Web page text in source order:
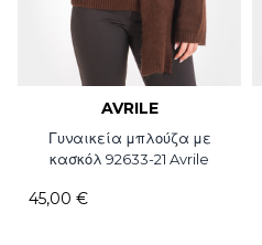
AVRILE
Γυναικεία μπλούζα με
κασκόλ 92633-21 Avrile
45,00 €